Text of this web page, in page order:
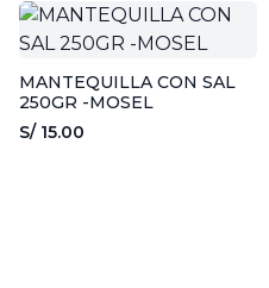
MANTEQUILLA CON SAL
250GR -MOSEL
S/ 15.00